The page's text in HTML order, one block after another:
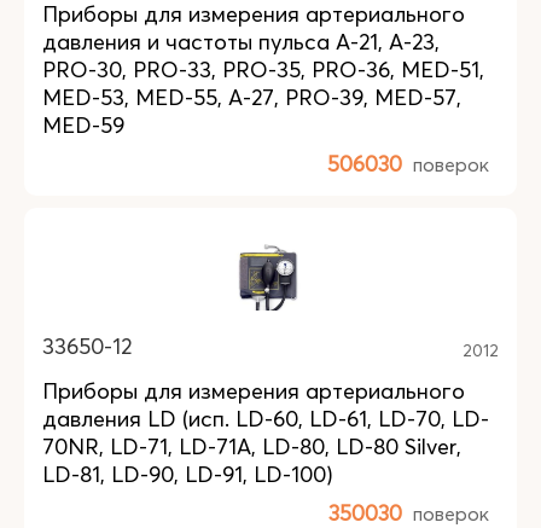
Приборы для измерения артериального
давления и частоты пульса А-21, А-23,
PRO-30, PRO-33, PRO-35, PRO-36, MED-51,
MED-53, MED-55, А-27, PRO-39, MED-57,
MED-59
506030 поверок
33650-12 2012
Приборы для измерения артериального
давления LD (исп. LD-60, LD-61, LD-70, LD-
70NR, LD-71, LD-71A, LD-80, LD-80 Silver,
LD-81, LD-90, LD-91, LD-100)
350030 поверок